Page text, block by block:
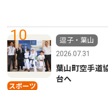
10
スポーツ
逗子・葉山
2026.07.31
葉山町空手道
台へ